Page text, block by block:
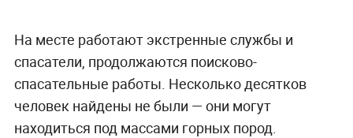
На месте работают экстренные службы и
спасатели, продолжаются поисково-
спасательные работы. Несколько десятков
человек найдены не были — они могут
находиться под массами горных пород.